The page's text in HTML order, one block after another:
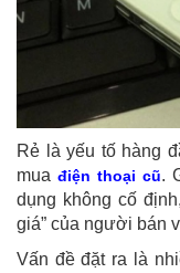
Rẻ là yếu tố hàng
muađiện thoại cũ.
dụng không cố
giá” của người bán
Vấn đề đặt ra là